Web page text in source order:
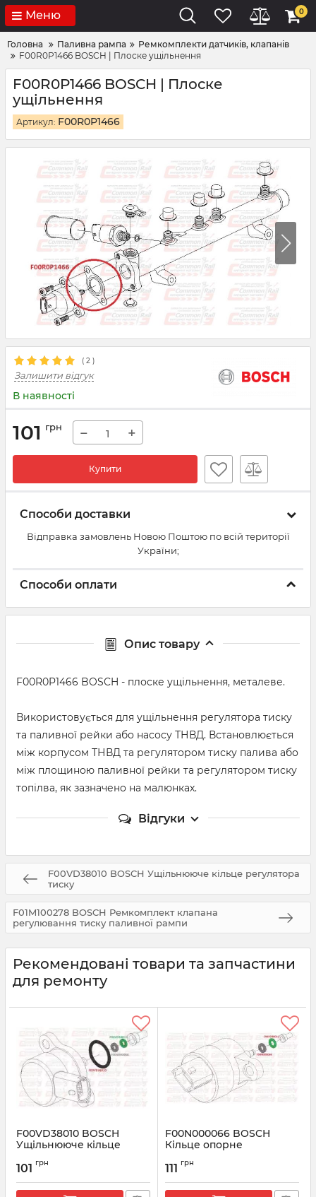
Меню 0
Головна Паливна рампа
Ремкомплекти датчиків, клапанів
F00R0P1466 BOSCH | Плоске ущільнення
F00R0P1466 BOSCH | Плоске
ущільнення
Артикул: F00R0P1466
( 2 )
Залишити відгук
В наявності
101 грн − +
Купити
Способи доставки
Відправка замовлень Новою Поштою по всій території
України;
Способи оплати
Опис товару
F00R0P1466 BOSCH - плоске ущільнення, металеве.
Використовується для ущільнення регулятора тиску
та паливної рейки або насосу ТНВД. Встановлюється
між корпусом ТНВД та регулятором тиску палива або
між площиною паливної рейки та регулятором тиску
топілва, як зазначено на малюнках.
Відгуки
F00VD38010 BOSCH Ущільнююче кільце регулятора
тиску
F01M100278 BOSCH Ремкомплект клапана
регулювання тиску паливної рампи
Рекомендовані товари та запчастини
для ремонту
F00VD38010 BOSCH
Ущільнююче кільце
Артикул:
101 грн
F00N000066 BOSCH
Кільце опорне
Артикул:
111 грн